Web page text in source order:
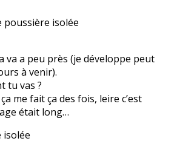
poussière isolée
va a peu près (je développe peut
à venir).
tu vas ?
me fait ça des fois, leire c’est
était long…
isolée